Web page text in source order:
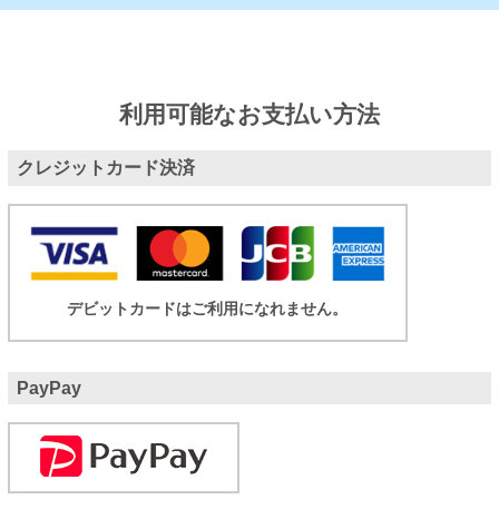
利用可能なお支払い方法
クレジットカード決済
デビットカードはご利用になれません。
PayPay